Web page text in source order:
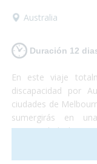
Australia
Duración 12
En este viaje
discapacidad por
ciudades de
sumergirás en
oportunidad de
nadar en la gran
pasar unos